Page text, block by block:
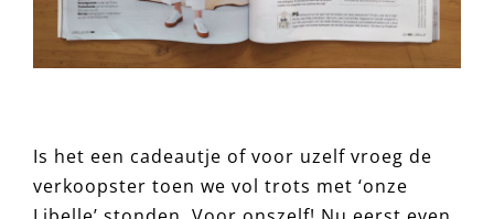
Is het een cadeautje of voor uzelf vroeg de
verkoopster toen we vol trots met ‘onze